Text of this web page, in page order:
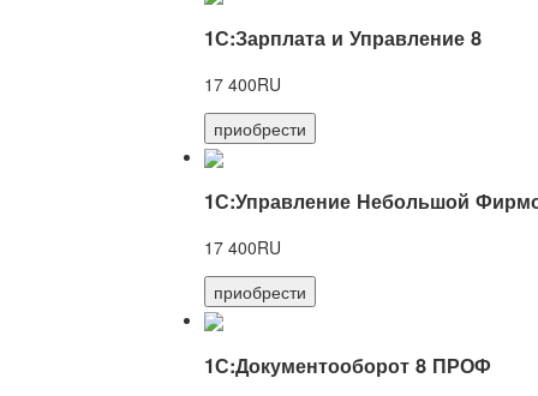
1С:Зарплата и Управление 8
17 400RU
приобрести
1С:Управление Небольшой
17 400RU
приобрести
1С:Документооборот 8 ПРОФ